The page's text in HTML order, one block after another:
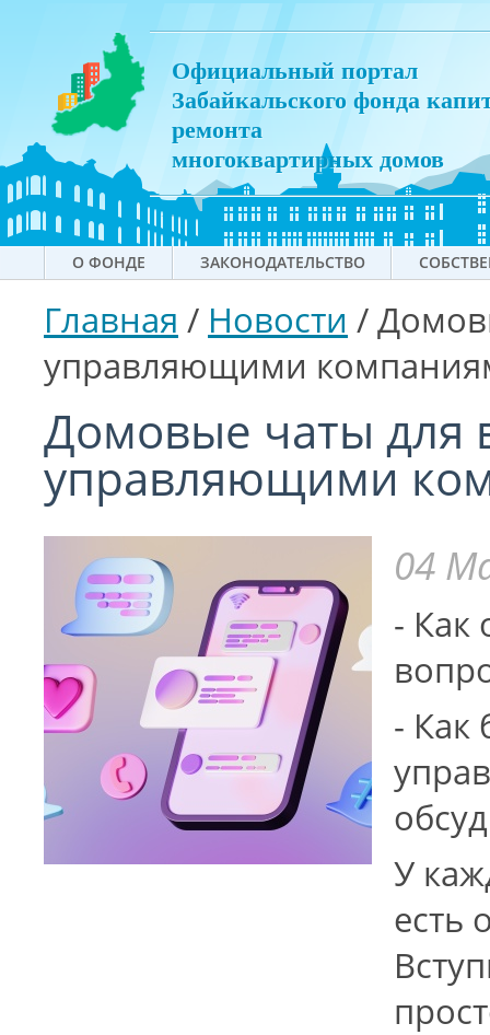
Официальный портал
Забайкальского фонда
ремонта
многоквартирных домов
О ФОНДЕ ЗАКОНОДАТЕЛЬСТВО
Главная / Новости /
управляющими
Домовые чаты для
управляющими
04
- Как
- Как
У
есть